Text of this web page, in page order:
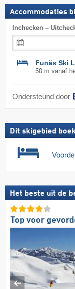
Accommodaties
Inchecken –
Funäs Ski
50 m vanaf
Ondersteund door
Dit skigebied
Het beste uit de
Top voor